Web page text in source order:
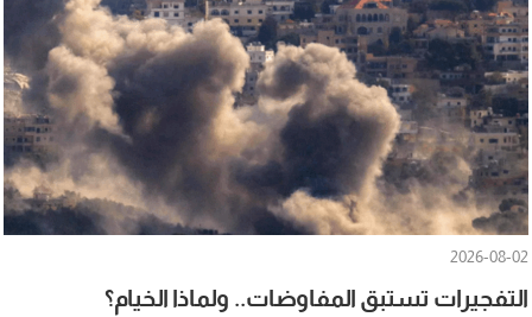
2026-08-02
التفجيرات تستبق المفاوضات.. ولماذا الخيام؟